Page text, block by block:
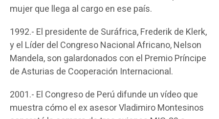
mujer que llega al cargo en ese país.
1992.- El presidente de Suráfrica, Frederik de Klerk,
y el Líder del Congreso Nacional Africano, Nelson
Mandela, son galardonados con el Premio Príncipe
de Asturias de Cooperación Internacional.
2001.- El Congreso de Perú difunde un vídeo que
muestra cómo el ex asesor Vladimiro Montesinos